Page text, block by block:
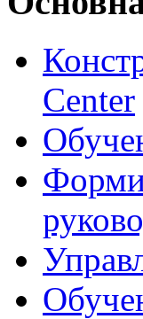
Center